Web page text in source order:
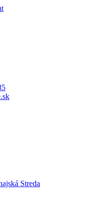
Streda